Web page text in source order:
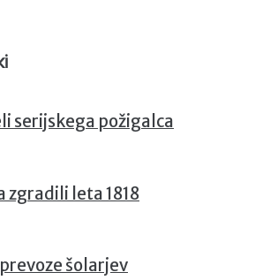
serijskega požigalca
zgradili leta 1818
šolarjev